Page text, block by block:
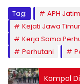
Tag: APH Jatim
Kejati Jawa Timur
Kerja Sama
Perhutani
Kompol